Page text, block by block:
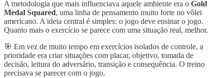
A metodologia que mais influenciava aquele ambiente era o Gold
Medal Squared, uma linha de pensamento muito forte no vôlei
americano. A ideia central é simples: o jogo deve ensinar o jogo.
Quanto mais o exercício se parece com uma situação real, melhor.
🎯 Em vez de muito tempo em exercícios isolados de controle, a
prioridade era criar situações com placar, objetivo, tomada de
decisão, leitura do adversário, transição e consequência. O treino
precisava se parecer com o jogo.